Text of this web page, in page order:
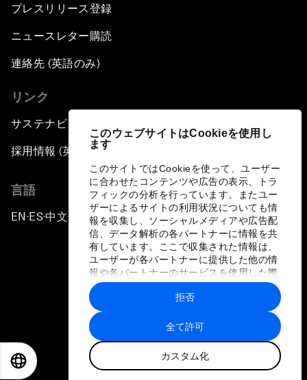
このウェブサイトはCookieを使用し
ます
このサイトではCookieを使って、ユーザー
に合わせたコンテンツや広告の表示、トラ
フィックの分析を行っています。またユー
ザーによるサイトの利用状況についても情
報を収集し、ソーシャルメディアや広告配
信、データ解析の各パートナーに情報を共
有しています。ここで収集された情報は、
ユーザーが各パートナーに提供した他の情
報や各パートナーのサービスを使用した際
に収集された情報と組み合わされ、各パー
トナーによって使用されることがありま
す。
全て許可
カスタム化
拒否
プレスリリース登録
ニュースレター購読
連絡先 (英語のみ)
リンク
サステナビリティへの取り組み
採用情報 (英語のみ)
言語
EN ▪ES▪中文▪ 日本語
プライバシーポリシーと利用規約
サイトマップ
©
世界経済フォーラム